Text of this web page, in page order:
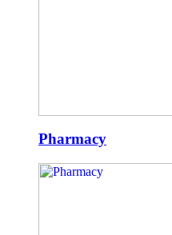
Pharmacy